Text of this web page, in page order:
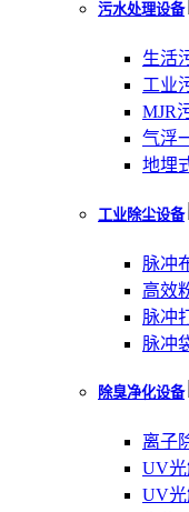
污水处理设备
生活
工业
MJR
气浮
地埋
工业除尘设备
脉冲
高效
脉冲
脉冲
除臭净化设备
离子
UV光
UV